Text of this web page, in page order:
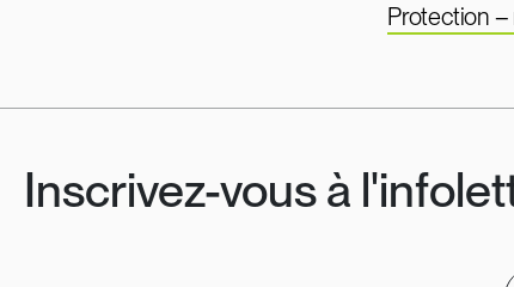
Protection
Inscrivez-vous à